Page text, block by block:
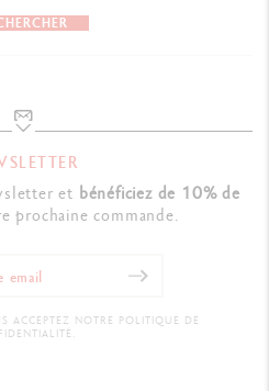
Grâce à un carnet de
vos crayons, feutres et
variés pour découvrir
de cartes postales à
de la peinture à l'aquarelle.
et bénéficiez de 10% de
prochaine commande.
ACCEPTEZ NOTRE POLITIQUE DE